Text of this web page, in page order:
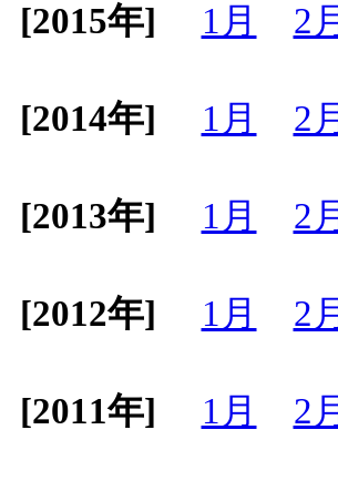
[2015年]
1月 2月
[2014年]
1月 2月
[2013年]
1月 2月
[2012年]
1月 2月
[2011年]
1月 2月